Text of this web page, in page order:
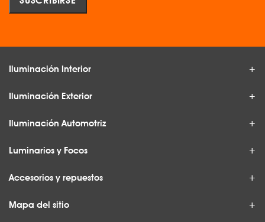
Iluminación Interior
Iluminación Exterior
Iluminación Automotriz
Luminarios y Focos
Accesorios y repuestos
Mapa del sitio